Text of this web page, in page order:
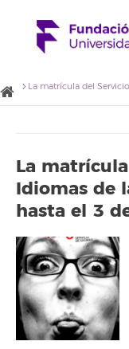
La
Idiomas de
hasta el 3